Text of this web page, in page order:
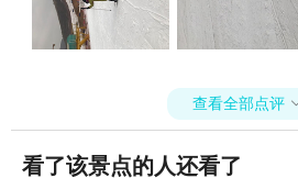
查看全部点评
看了该景点的人还看了